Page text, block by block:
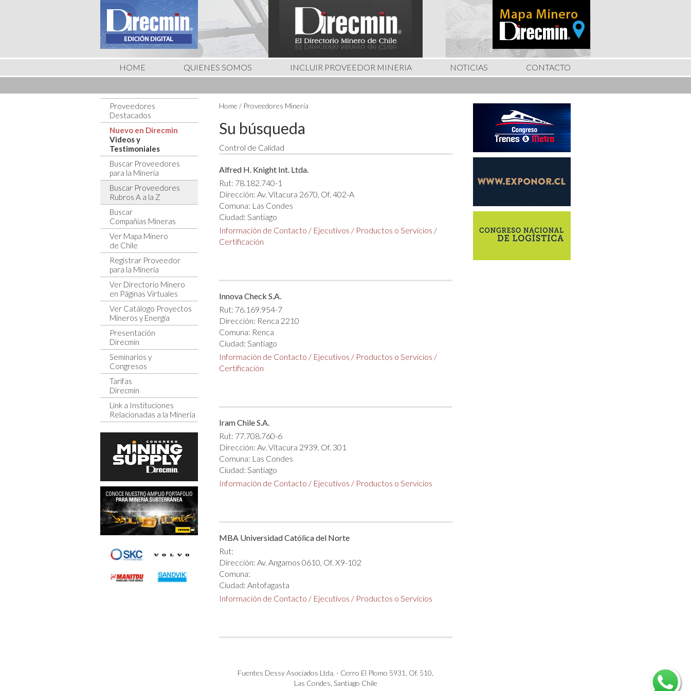
HOME QUIENES SOMOS INCLUIR PROVEEDOR MINERIA NOTICIAS CONTACTO
Proveedores
Destacados
Nuevo en Direcmin
Videos y
Testimoniales
Buscar Proveedores
para la Minería
Buscar Proveedores
Rubros A a la Z
Buscar
Compañías Mineras
Ver Mapa Minero
de Chile
Registrar Proveedor
para la Minería
Ver Directorio Minero
en Páginas Virtuales
Ver Catálogo Proyectos
Mineros y Energía
Presentación
Direcmin
Seminarios y
Congresos
Tarifas
Direcmin
Link a Instituciones
Relacionadas a la Minería
Home / Proveedores Minería
Su búsqueda
Control de Calidad
Alfred H. Knight Int. Ltda.
Rut: 78.182.740-1
Dirección: Av. Vitacura 2670, Of. 402-A
Comuna: Las Condes
Ciudad: Santiago
Información de Contacto / Ejecutivos / Productos o Servicios /
Certificación
Innova Check S.A.
Rut: 76.169.954-7
Dirección: Renca 2210
Comuna: Renca
Ciudad: Santiago
Información de Contacto / Ejecutivos / Productos o Servicios /
Certificación
Iram Chile S.A.
Rut: 77.708.760-6
Dirección: Av. Vitacura 2939, Of. 301
Comuna: Las Condes
Ciudad: Santiago
Información de Contacto / Ejecutivos / Productos o Servicios
MBA Universidad Católica del Norte
Rut:
Dirección: Av. Angamos 0610, Of. X9-102
Comuna:
Ciudad: Antofagasta
Información de Contacto / Ejecutivos / Productos o Servicios
Fuentes Dessy Asociados Ltda. - Cerro El Plomo 5931, Of. 510,
Las Condes, Santiago Chile